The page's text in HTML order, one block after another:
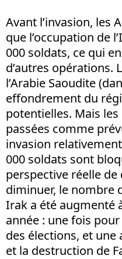
Avant l’invasion, les
que l’occupation de
000 soldats, ce qui
d’autres opérations.
l’Arabie Saoudite
effondrement du
potentielles. Mais
passées comme
invasion
000 soldats sont
perspective réelle
diminuer, le nombre
Irak a été augmenté
année : une fois
des élections, et
et la destruction de